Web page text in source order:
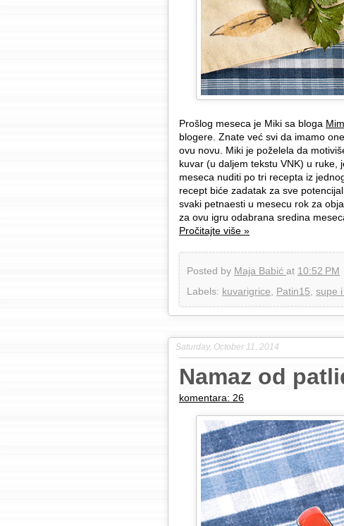
Prošlog meseca je Miki sa bloga
blogere. Znate već svi da imamo
ovu novu. Miki je poželela da
kuvar (u daljem tekstu VNK) u ruke,
meseca nuditi po tri recepta iz
recept biće zadatak za sve
svaki petnaesti u mesecu rok za
za ovu igru odabrana sredina
Pročitajte više »
Posted by Maja Babić at 10:52 PM
Labels: kuvarigrice Patin15 supe
Saturday, October 11, 2014
Namaz od
komentara: 26